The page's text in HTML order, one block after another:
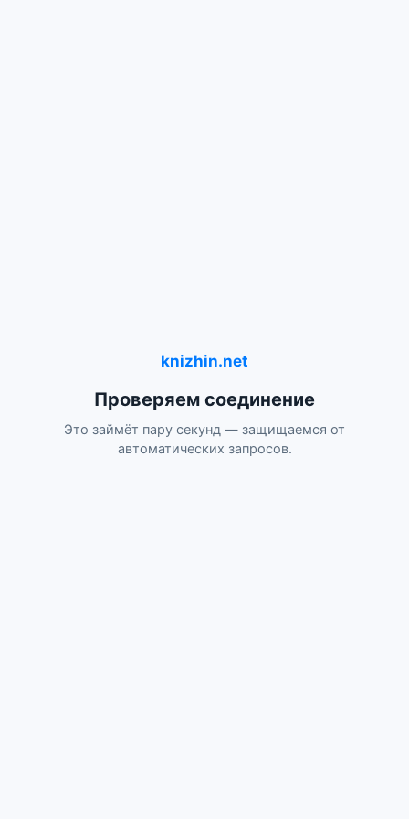
knizhin.net
Проверяем соединение
Это займёт пару секунд — защищаемся от
автоматических запросов.